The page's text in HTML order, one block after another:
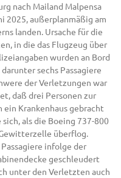
nach Mailand Malpensa
2025, außerplanmäßig am
landen. Ursache für die
in die das Flugzeug über
wurden an Bord
sechs Passagiere
der Verletzungen war
daß drei Personen zur
Krankenhaus gebracht
als die Boeing 737-800
überflog.
infolge der
geschleudert
unter den Verletzten auch